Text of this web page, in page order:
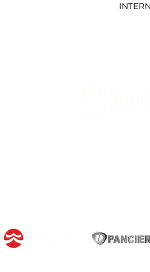
Fabiano Vivacqua, BR 482 -
Horário de